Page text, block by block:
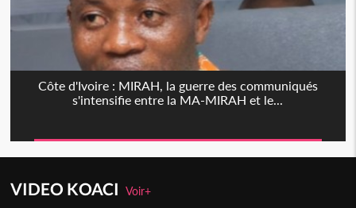
Côte d'Ivoire : MIRAH, la guerre des communiqués
s'intensifie entre la MA-MIRAH et le...
VIDEO KOACIVoir+